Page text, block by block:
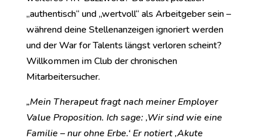
„authentisch“ und „wertvoll“ als Arbeitgeber sein –
während deine Stellenanzeigen ignoriert werden
und der War for Talents längst verloren scheint?
Willkommen im Club der chronischen
Mitarbeitersucher.
„Mein Therapeut fragt nach meiner Employer
Value Proposition. Ich sage: ‚Wir sind wie eine
Familie – nur ohne Erbe.‘ Er notiert ‚Akute